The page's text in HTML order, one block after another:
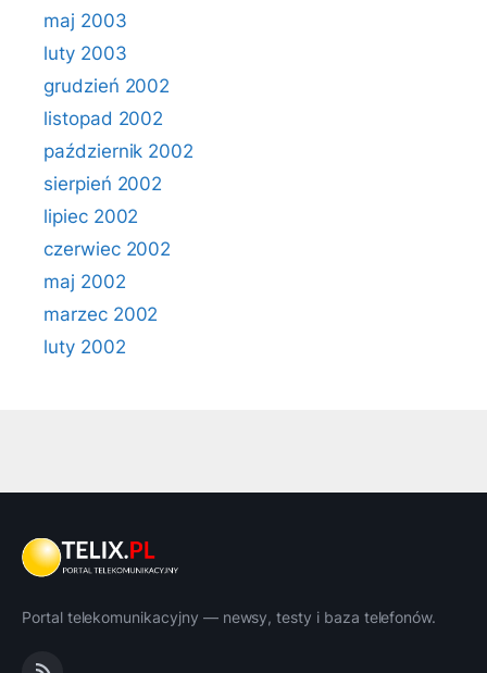
maj 2003
luty 2003
grudzień 2002
listopad 2002
październik 2002
sierpień 2002
lipiec 2002
czerwiec 2002
maj 2002
marzec 2002
luty 2002
Portal telekomunikacyjny — newsy, testy i baza telefonów.